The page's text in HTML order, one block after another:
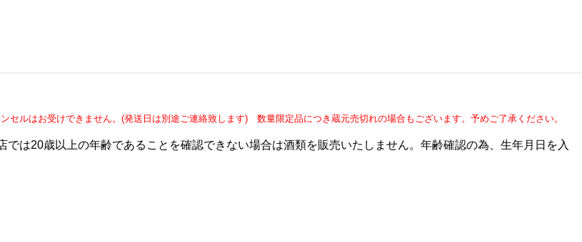
セルはお受けできません。(発送日は別途ご連絡致します) 数量限定品につき蔵元売切れの場合もございます。予めご了承ください。
は20歳以上の年齢であることを確認できない場合は酒類を販売いたしません。年齢確認の為、生年月日を入